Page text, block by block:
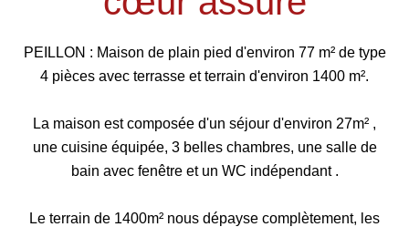
PEILLON : Maison de plain pied d'environ 77 m² de type
4 pièces avec terrasse et terrain d'environ 1400 m².
La maison est composée d'un séjour d'environ 27m² ,
une cuisine équipée, 3 belles chambres, une salle de
bain avec fenêtre et un WC indépendant .
Le terrain de 1400m² nous dépayse complètement, les